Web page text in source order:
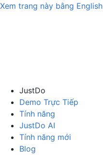
Xem trang này bằng English
JustDo
Demo Trực Tiếp
Tính năng
JustDo AI
Tính năng mới
Blog